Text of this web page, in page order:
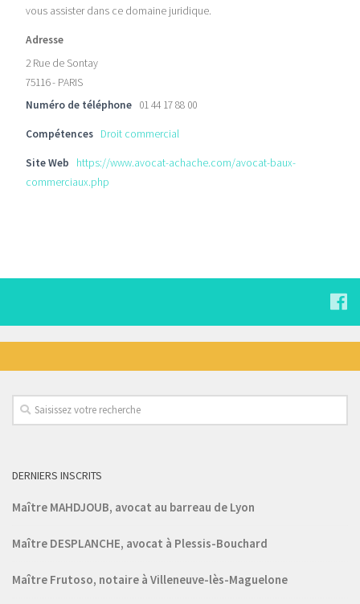
vous assister dans ce domaine juridique.
Adresse
2 Rue de Sontay
75116 - PARIS
Numéro de téléphone 01 44 17 88 00
Compétences Droit commercial
Site Web
https://www.avocat-achache.com/avocat-baux-
commerciaux.php
DERNIERS INSCRITS
Maître MAHDJOUB, avocat au barreau de Lyon
Maître DESPLANCHE, avocat à Plessis-Bouchard
Maître Frutoso, notaire à Villeneuve-lès-Maguelone